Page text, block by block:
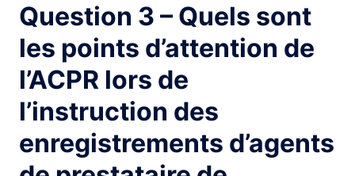
Question 3 – Quels sont
les points d’attention de
l’ACPR lors de
l’instruction des
enregistrements d’agents